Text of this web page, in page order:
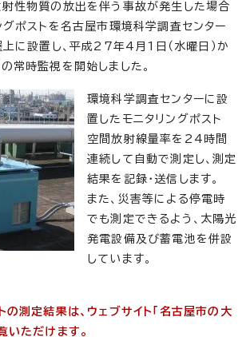
性物質の放出を伴う事故が発生した場合
グポストを名古屋市環境科学調査センター
上に設置し、平成27年4月1日（水曜日）か
常時監視を開始しました。
環境科学調査センターに設
置したモニタリングポスト
空間放射線量率を24時間
連続して自動で測定し、測定
結果を記録・送信します。
また、災害等による停電時
でも測定できるよう、太陽光
発電設備及び蓄電池を併設
しています。
の測定結果は、ウェブサイト「名古屋市の大
いただけます。